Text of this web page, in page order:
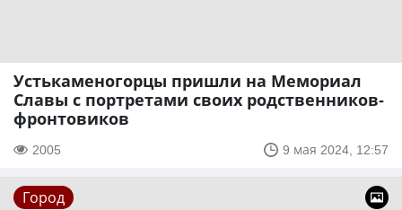
Устькаменогорцы пришли на Мемориал
Славы с портретами своих родственников-
фронтовиков
2005 9 мая 2024, 12:57
Город